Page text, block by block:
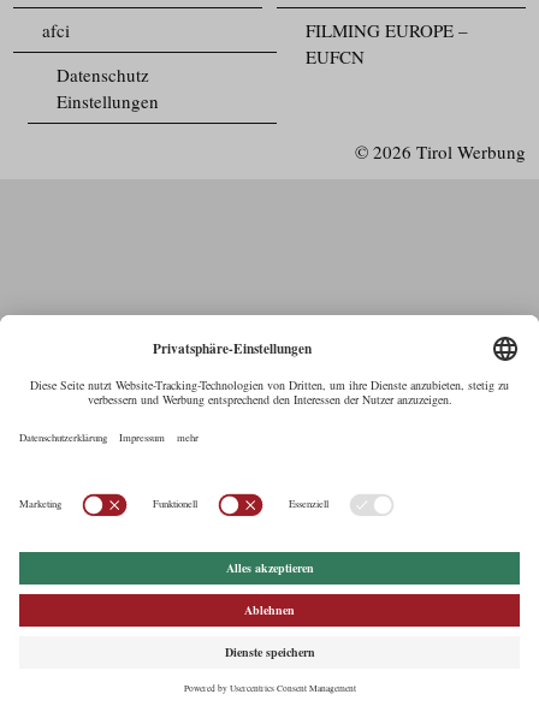
FILMING EUROPE –
EUFCN
afci
Datenschutz
Einstellungen
© 2026 Tirol Werbung